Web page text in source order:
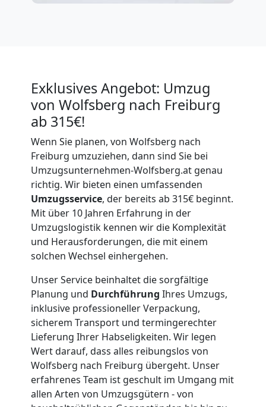
Exklusives Angebot: Umzug
von Wolfsberg nach Freiburg
ab 315€!
Wenn Sie planen, von Wolfsberg nach
Freiburg umzuziehen, dann sind Sie bei
Umzugsunternehmen-Wolfsberg.at genau
richtig. Wir bieten einen umfassenden
Umzugsservice, der bereits ab 315€ beginnt.
Mit über 10 Jahren Erfahrung in der
Umzugslogistik kennen wir die Komplexität
und Herausforderungen, die mit einem
solchen Wechsel einhergehen.
Unser Service beinhaltet die sorgfältige
Planung und Durchführung Ihres Umzugs,
inklusive professioneller Verpackung,
sicherem Transport und termingerechter
Lieferung Ihrer Habseligkeiten. Wir legen
Wert darauf, dass alles reibungslos von
Wolfsberg nach Freiburg übergeht. Unser
erfahrenes Team ist geschult im Umgang mit
allen Arten von Umzugsgütern - von